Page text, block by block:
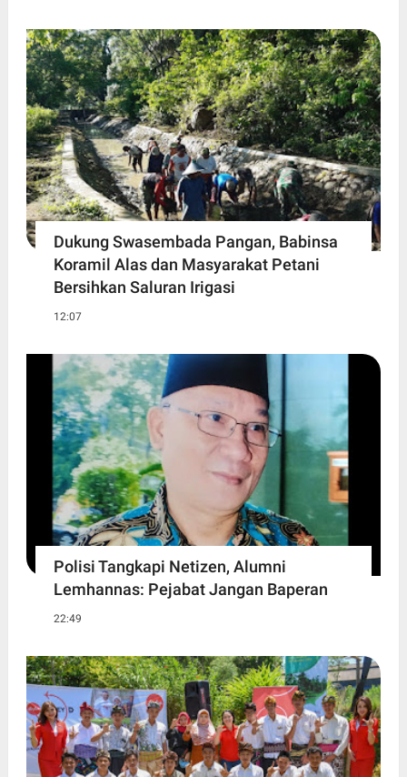
Dukung Swasembada Pangan, Babinsa
Koramil Alas dan Masyarakat Petani
Bersihkan Saluran Irigasi
12:07
Polisi Tangkapi Netizen, Alumni
Lemhannas: Pejabat Jangan Baperan
22:49